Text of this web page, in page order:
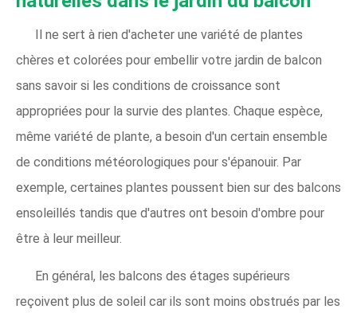
Il ne sert à rien d'acheter une variété de plantes
chères et colorées pour embellir votre jardin de balcon
sans savoir si les conditions de croissance sont
appropriées pour la survie des plantes. Chaque espèce,
même variété de plante, a besoin d'un certain ensemble
de conditions météorologiques pour s'épanouir. Par
exemple, certaines plantes poussent bien sur des balcons
ensoleillés tandis que d'autres ont besoin d'ombre pour
être à leur meilleur.
En général, les balcons des étages supérieurs
reçoivent plus de soleil car ils sont moins obstrués par les